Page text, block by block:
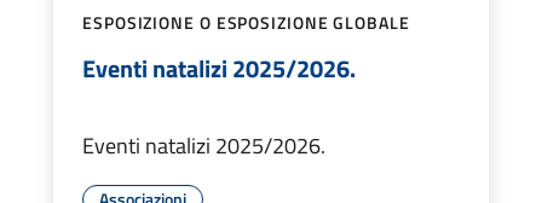
ESPOSIZIONE O ESPOSIZIONE GLOBALE
Eventi natalizi 2025/2026.
Eventi natalizi 2025/2026.